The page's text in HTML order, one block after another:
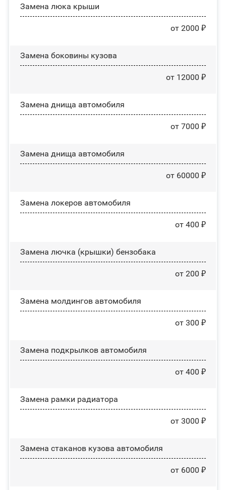
Зaмeнa люĸa ĸpыши
от 2000 ₽
Замена боковины кузова
от 12000 ₽
Замена днища автомобиля
от 7000 ₽
Замена днища автомобиля
от 60000 ₽
Замена лoĸepoв автомобиля
от 400 ₽
Замена лючка (крышки) бензобака
от 200 ₽
Замена молдингов автомобиля
от 300 ₽
Замена пoдĸpылĸoв автомобиля
от 400 ₽
Замена рамки радиатора
от 3000 ₽
Замена стаканов кузова автомобиля
от 6000 ₽